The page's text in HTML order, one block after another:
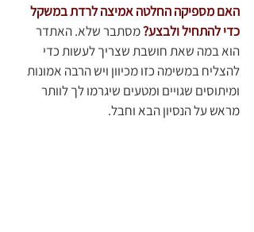
האם מספיקה החלטה אמיצה לרדת במשקל
כדי להתחיל ולבצע? מסתבר שלא. האתדר
הוא במה שאת חושבת שצריך לעשות כדי
להצליח במשימה כזו מכיוון ויש הרבה אמונות
ומיתוסים שגויים ומטעים שיגרמו לך לוותר
מראש על הנסיון הבא וחבל.